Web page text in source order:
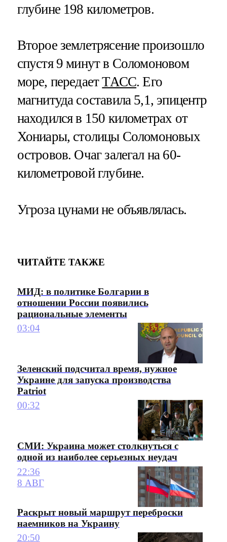
глубине 198 километров.
Второе землетрясение произошло
спустя 9 минут в Соломоновом
море, передаетТАСС. Его
магнитуда составила 5,1, эпицентр
находился в 150 километрах от
Хониары, столицы Соломоновых
островов. Очаг залегал на 60-
километровой глубине.
Угроза цунами не объявлялась.
ЧИТАЙТЕ ТАКЖЕ
МИД: в политике Болгарии в
отношении России появились
рациональные элементы
03:04
Зеленский подсчитал время, нужное
Украине для запуска производства
Patriot
00:32
СМИ: Украина может столкнуться с
одной из наиболее серьезных неудач
22:36
8 АВГ
Раскрыт новый маршрут переброски
наемников на Украину
20:50